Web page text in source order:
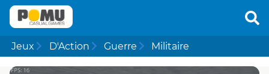
Jeux D'Action Guerre Militaire